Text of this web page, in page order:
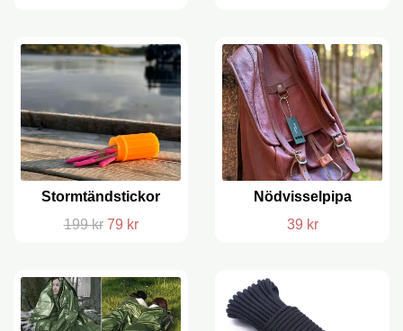
Stormtändstickor
199 kr 79 kr
Nödvisselpipa
39 kr